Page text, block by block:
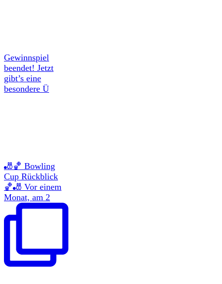
Gewinnspiel
beendet! Jetzt
gibt’s eine
besondere Ü
🎳🏀 Bowling
Cup Rückblick
🏀🎳 Vor einem
Monat, am 2